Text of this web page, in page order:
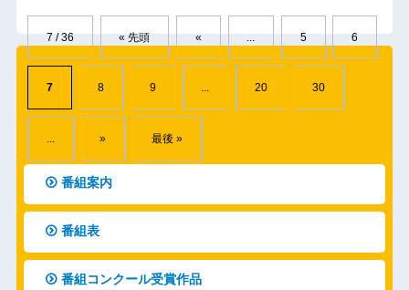
7 / 36 « 先頭 « 5 6
7 8 9 ... 20 30
» 最後 »
番組案内
番組表
番組コンクール受賞作品